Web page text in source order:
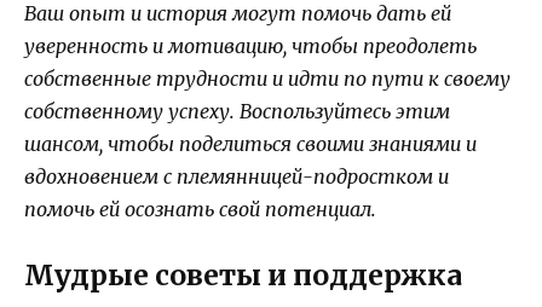
Ваш опыт и история могут помочь дать ей
уверенность и мотивацию, чтобы преодолеть
собственные трудности и идти по пути к своему
собственному успеху. Воспользуйтесь этим
шансом, чтобы поделиться своими знаниями и
вдохновением с племянницей-подростком и
помочь ей осознать свой потенциал.
Мудрые советы и поддержка